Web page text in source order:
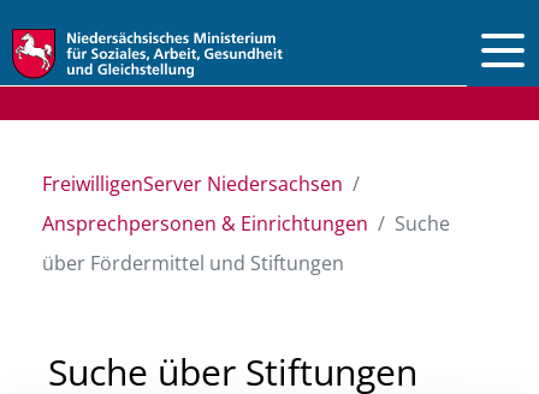
FreiwilligenServer Niedersachsen
Ansprechpersonen & Einrichtungen
Suche
über Fördermittel und Stiftungen
Suche über Stiftungen